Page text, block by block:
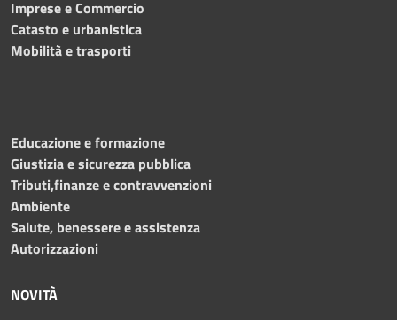
Imprese e Commercio
Catasto e urbanistica
Mobilità e trasporti
Educazione e formazione
Giustizia e sicurezza pubblica
Tributi,finanze e contravvenzioni
Ambiente
Salute, benessere e assistenza
Autorizzazioni
NOVITÀ